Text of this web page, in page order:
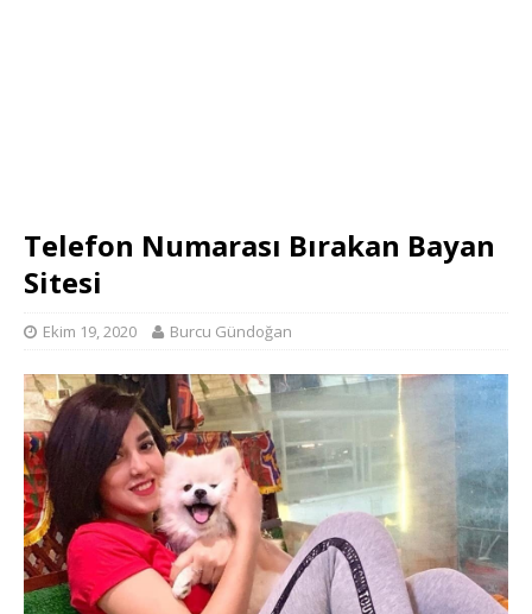
Telefon Numarası Bırakan Bayan
Sitesi
Ekim 19, 2020 Burcu Gündoğan